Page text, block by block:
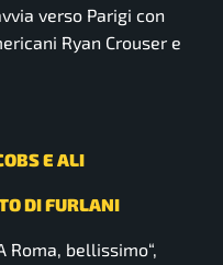
verso Parigi con
Ryan Crouser e
E ALI
DI FURLANI
Roma, bellissimo“,